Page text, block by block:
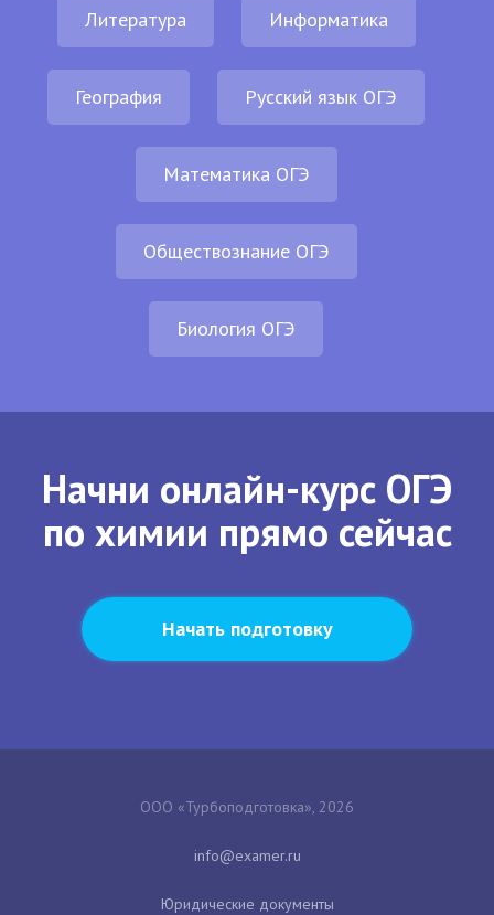
Литература Информатика
География Русский язык ОГЭ
Математика ОГЭ
Обществознание ОГЭ
Биология ОГЭ
Начни онлайн-курс ОГЭ
по химии прямо сейчас
Начать подготовку
ООО «Турбоподготовка», 2026
Юридические документы